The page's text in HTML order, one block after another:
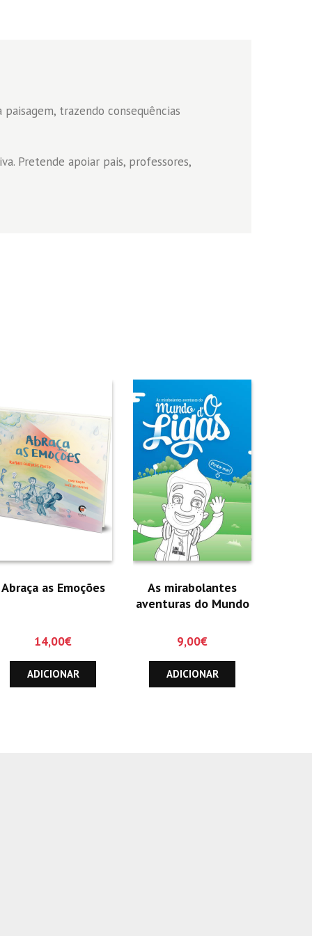
trazendo consequências
Pretende apoiar pais, professores,
Abraça as Emoções
14,00€
ADICIONAR
As mirabolantes
aventuras do Mundo
colorir
9,00€
ADICIONAR